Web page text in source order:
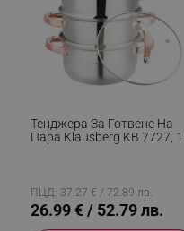
Тенджера За Готвене На
Пара Klausberg KB 7727, 18
ПЦД: 37.27 € / 72.89 лв.
26.99 € / 52.79 лв.